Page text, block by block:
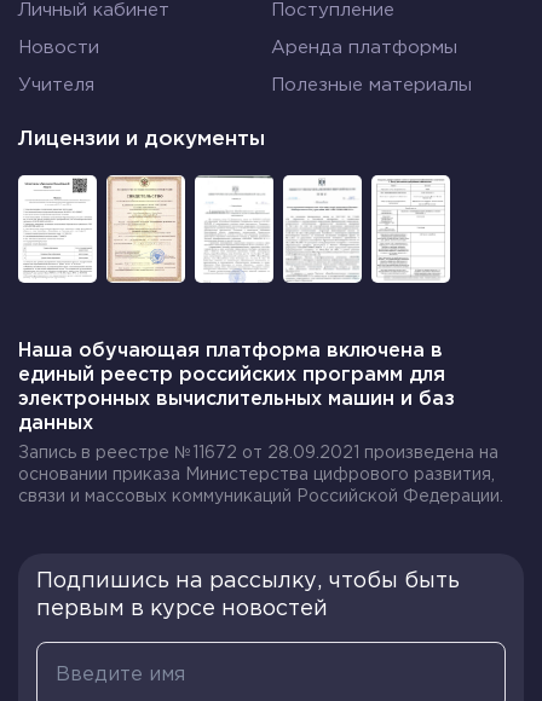
квалификационный справочник России
насчитывает более 7 тысяч. Согласитесь, это
тоже немало. Свою профессию легче будет
отделы и группы. Такое деление предложил
советский и российский психолог Евгений
Александрович Климов.
Запомните. Выделяют 5 типов профессий, в
зависимости от того с кем или чем придется
иметь дело человеку:
человек – живая природа. Выбрав
профессию этого типа, вы будете иметь дело
с растениями, животными или
ветеринаром, агрономом или микробиологом.
человек – техника: профессии этого типа –
технолог.
Личный кабинет Поступление
Новости Аренда платформы
Учителя Полезные материалы
Лицензии и документы
Наша обучающая платформа включена в
единый реестр российских программ для
электронных вычислительных машин и баз
данных
Запись в реестре №11672 от 28.09.2021 произведена на
основании приказа Министерства цифрового развития,
связи и массовых коммуникаций Российской Федерации.
Подпишись на рассылку, чтобы быть
первым в курсе новостей